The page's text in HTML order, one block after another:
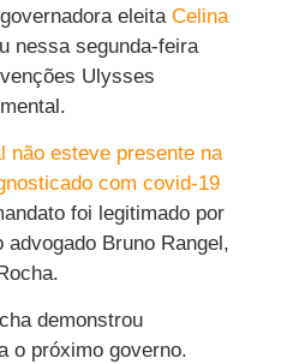
eleita Celina
nessa segunda-feira
Ulysses
não esteve presente na
com covid-19
foi legitimado por
Bruno Rangel,
demonstrou
o próximo governo.